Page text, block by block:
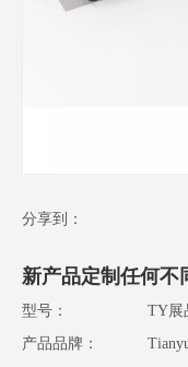
分享到：
新产品定制任何不
型号：
TY展
产品品牌：